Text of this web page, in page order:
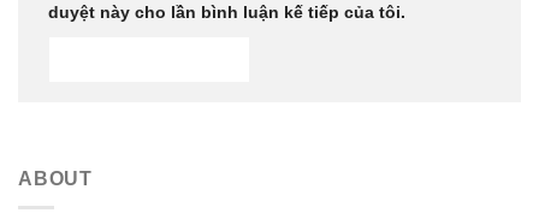
duyệt này cho lần bình luận kế tiếp của tôi.
ABOUT